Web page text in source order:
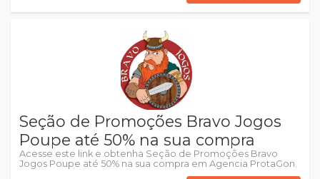
Seção de Promoções Bravo Jogos
Poupe até 50% na sua compra
Acesse este link e obtenha Seção de Promoções Bravo
Jogos Poupe até 50% na sua compra em Agencia ProtaGon.